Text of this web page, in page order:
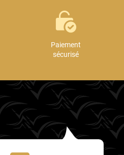
Paiement
sécurisé